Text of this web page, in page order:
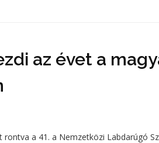
az évet a
a 41. a Nemzetközi Labdarúgó